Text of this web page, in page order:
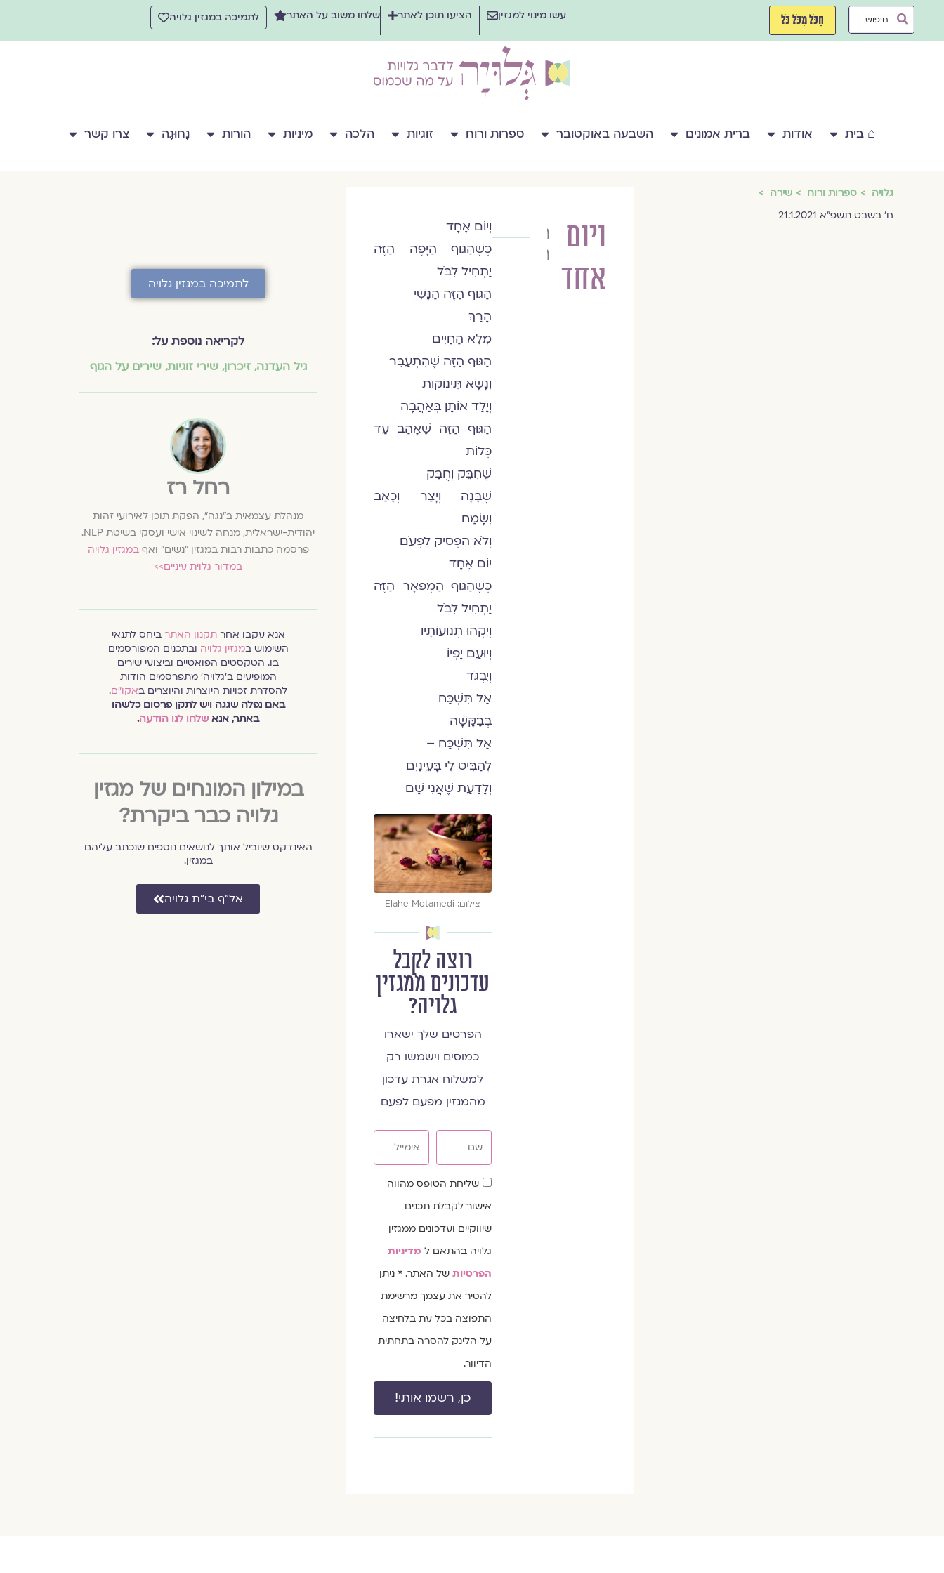
Search
הַכֹּל מִכֹּל כֹּל עשו מינוי למגזין הציעו תוכן לאתר שלחו משוב על האתר לתמיכה במגזין גלויה
⌂ בית אודות ברית אמונים השבעה באוקטובר ספרות ורוח זוגיות הלכה מיניות הורות נָחוּגָה צרו קשר
גלויה ספרות ורוח
שירה
ח' בשבט תשפ"א 21.1.2021
ויום
אחד
רחל
רז
וְיוֹֹם אֶחָד
כְּשֶׁהַגּוּף הַיָּפֶה הַזֶּה
יַתְחִיל לִבֹּל
הַגּוּף הַזֶּה הַנָּשִׁי
הָרַךְ
מְלֵא הַחַיִּים
הַגּוּף הַזֶּה שֶׁהִתְעַבֵּר
וְנָשָׂא תִּינוֹקוֹת
וְיָלַד אוֹתָן בְּאַהֲבָה
הַגּוּף הַזֶּה שֶׁאָהַב עַד
כְּלוֹת
שֶׁחִבֵּק וְחֻבַּק
שֶׁבָּנָה וְיָצַר וְכָאַב
וְשָׂמַח
וְלֹא הִפְסִיק לִפְעֹם
יוֹם אֶחָד
כְּשֶׁהַגּוּף הַמְפֹאָר הַזֶּה
יַתְחִיל לִבֹּל
וְיִקְהוּ תְּנוּעוֹתָיו
וְיוּעַם יָפְיוֹ
וְיִבְגֹּד
אַל תִּשְׁכַּח
בְּבַקָּשָׁה
אַל תִּשְׁכַּח –
לְהַבִּיט לִי בָּעֵינַיִם
וְלָדַעַת שֶׁאֲנִי שָׁם
צילום: Elahe Motamedi
רוצה לקבל
עדכונים ממגזין
גלויה?
הפרטים שלך ישארו
כמוסים וישמשו רק
למשלוח אגרת עדכון
מהמגזין מפעם לפעם
שדהשליחת הטופס מהווה
אישור לקבלת תכנים
שיווקיים ועדכונים ממגזין
גלויה בהתאם למדיניות
הפרטיותשל האתר. * ניתן
להסיר את עצמך מרשימת
התפוצה בכל עת בלחיצה
על הלינק להסרה בתחתית
הדיוור.
כן, רשמו אותי!
לתמיכה במגזין גלויה
לקריאה נוספת על:
גיל העדנה,זיכרון,שירי זוגיות,שירים על הגוף
רחל רז
מנהלת עצמאית ב"נגה", הפקת תוכן לאירועי זהות
יהודית-ישראלית, מנחה לשינוי אישי ועסקי בשיטת NLP.
פרסמה כתבות רבות במגזין "נשים" ואףבמגזין גלויה
במדור גלוית עיניים>>
אנא עקבו אחרתקנון האתר ביחס לתנאי
השימוש במגזין גלויה ובתכנים המפורסמים
בו. הטקסטים הפואטיים וביצועי שירים
המופיעים ב׳גלויה׳ מתפרסמים הודות
להסדרת זכויות היוצרות והיוצרים באקו״ם.
באם נפלה שגגה ויש לתקן פרסום כלשהו
באתר, אנא שלחו לנו הודעה.
במילון המונחים של מגזין
גלויה כבר ביקרת?
האינדקס שיוביל אותך לנושאים נוספים שנכתב עליהם
במגזין.
אל״ף בי״ת גלויה